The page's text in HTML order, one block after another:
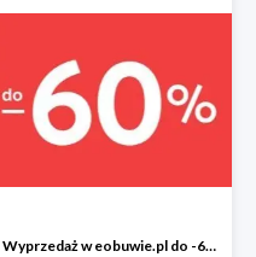
Wyprzedaż w eobuwie.pl do -60%